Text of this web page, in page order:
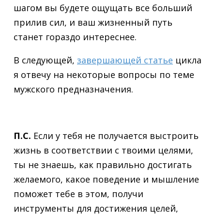
шагом вы будете ощущать все больший
прилив сил, и ваш жизненный путь
станет гораздо интереснее.
В следующей, завершающей статье цикла
я отвечу на некоторые вопросы по теме
мужского предназначения.
П.С. Если у тебя не получается выстроить
жизнь в соответствии с твоими целями,
ты не знаешь, как правильно достигать
желаемого, какое поведение и мышление
поможет тебе в этом, получи
инструменты для достижения целей,